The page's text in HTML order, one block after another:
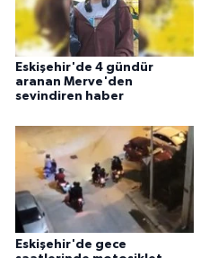
Eskişehir'de 4 gündür
aranan Merve'den
sevindiren haber
Eskişehir'de gece